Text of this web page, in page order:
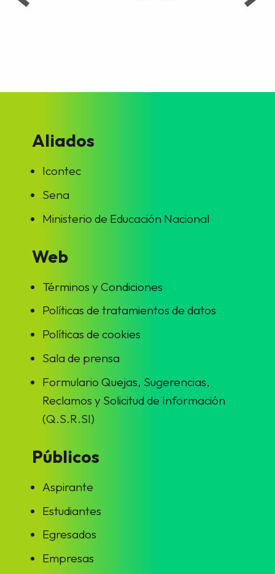
Aliados
Icontec
Sena
Ministerio de Educación Nacional
Web
Términos y Condiciones
Políticas de tratamientos de datos
Políticas de cookies
Sala de prensa
Formulario Quejas, Sugerencias,
Reclamos y Solicitud de Información
(Q.S.R.SI)
Públicos
Aspirante
Estudiantes
Egresados
Empresas